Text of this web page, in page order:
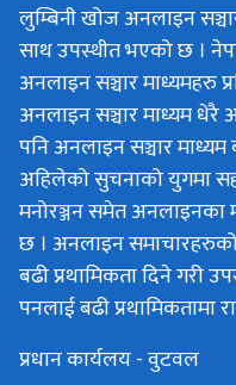
लुम्बिनी खोज अनलाइन
साथ उपस्थीत भएको छ ।
अनलाइन सञ्चार माध्यमहरु
अनलाइन सञ्चार माध्यम
पनि अनलाइन सञ्चार माध्यम
अहिलेको सुचनाको युगमा
मनोरञ्जन समेत अनलाइनका
छ । अनलाइन
बढी प्रथामिकता दिने गरी
पनलाई बढी प्रथामिकतामा
प्रधान कार्यलय - वुटवल